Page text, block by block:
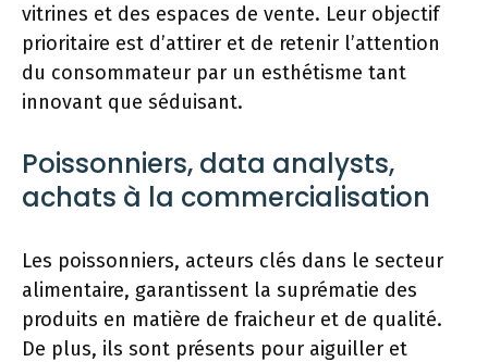
vitrines et des espaces de vente. Leur objectif
prioritaire est d’attirer et de retenir l’attention
du consommateur par un esthétisme tant
innovant que séduisant.
Poissonniers, data analysts,
achats à la commercialisation
Les poissonniers, acteurs clés dans le secteur
alimentaire, garantissent la suprématie des
produits en matière de fraicheur et de qualité.
De plus, ils sont présents pour aiguiller et